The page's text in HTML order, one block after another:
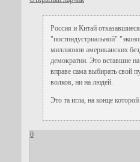
Россия и Китай
"постиндустриальной"
миллионов американских
демократии. Это вставшие
вправе сама выбирать свой
волков, ни на людей.
Это та игла, на конце
0